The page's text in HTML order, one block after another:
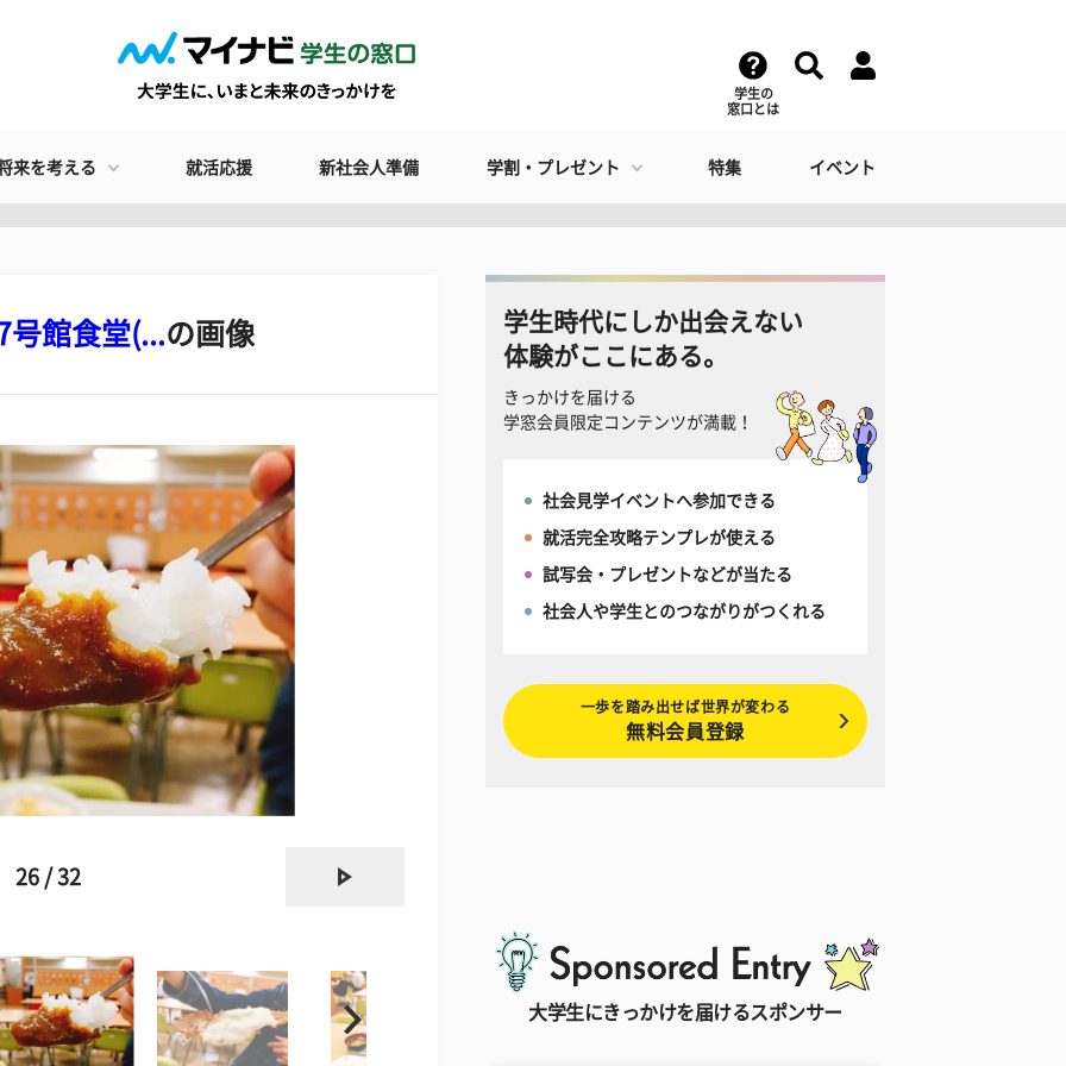
学生の
窓口とは
来を考える 就活応援 新社会人準備 学割・プレゼント 特集 イベント
号館食堂(...の画像
26 / 32
学生時代にしか出会えない
体験がここにある。
きっかけを届ける
学窓会員限定コンテンツが満載！
社会見学イベントへ参加できる
就活完全攻略テンプレが使える
試写会・プレゼントなどが当たる
社会人や学生とのつながりがつくれる
一歩を踏み出せば世界が変わる
無料会員登録
大学生にきっかけを届けるスポンサー